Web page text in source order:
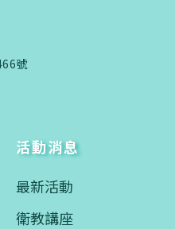
號
活動消息
最新活動
衛教講座